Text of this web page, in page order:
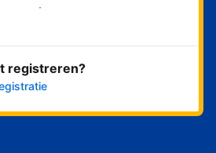
beginnen
registreren?